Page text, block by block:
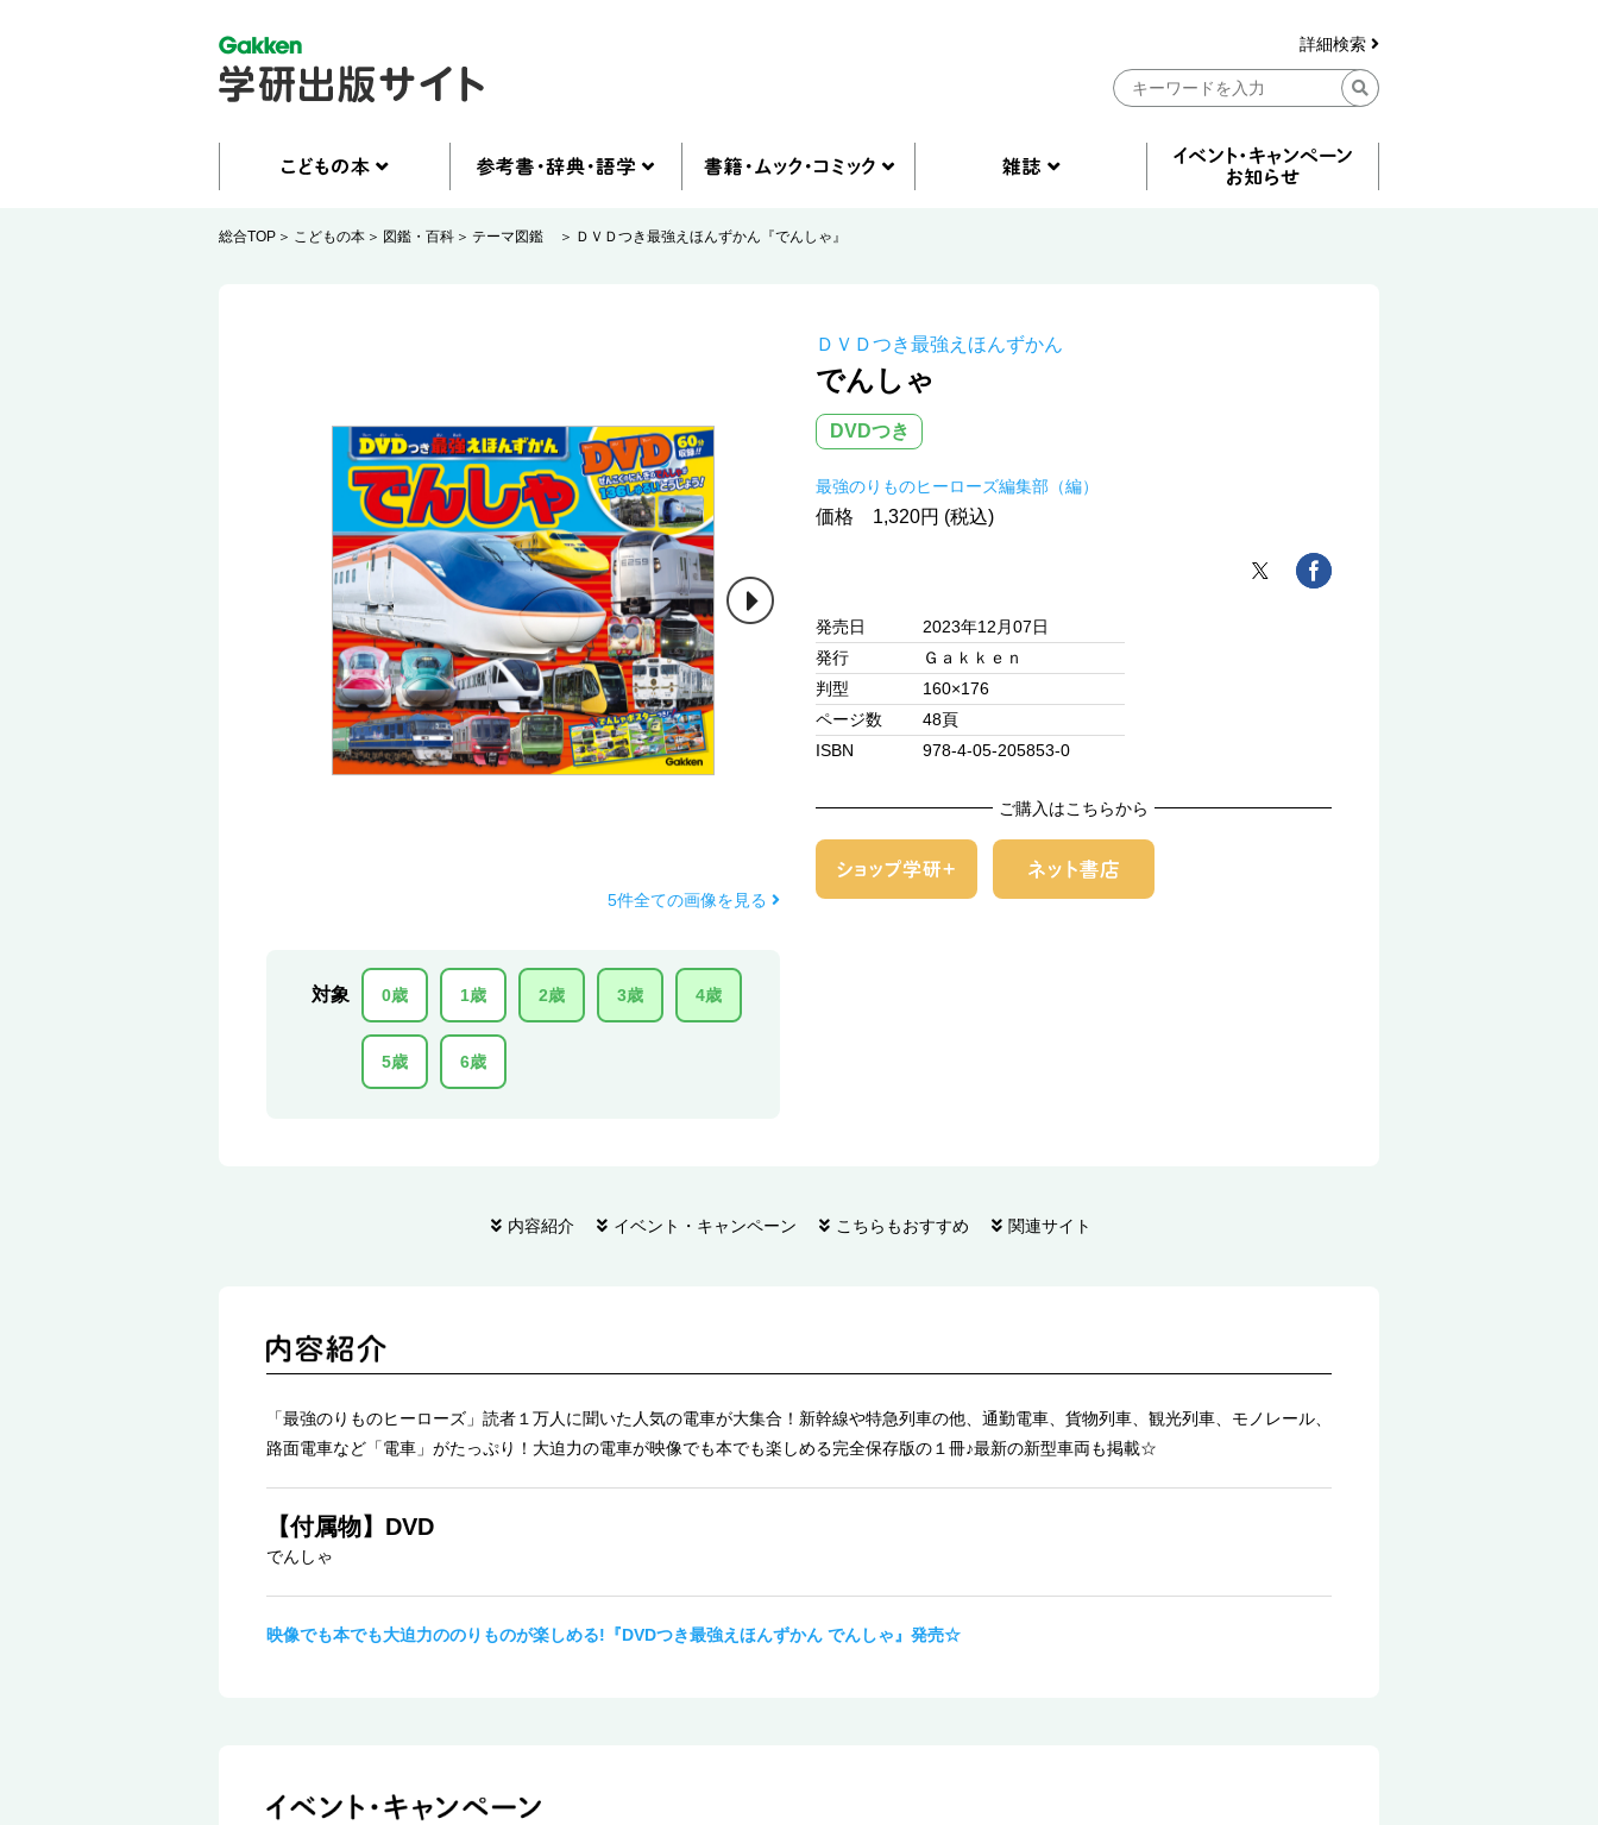
詳細検索
総合TOP こどもの本 図鑑・百科 テーマ図鑑 ＤＶＤつき最強えほんずかん『でんしゃ』
5件全ての画像を見る
対象 0歳 1歳 2歳 3歳 4歳
5歳 6歳
ＤＶＤつき最強えほんずかん
でんしゃ
DVDつき
最強のりものヒーローズ編集部（編）
価格 1,320円 (税込)
発売日
2023年12月07日
発行
Ｇａｋｋｅｎ
判型
160×176
ページ数
48頁
ISBN
978-4-05-205853-0
ご購入はこちらから
内容紹介 イベント・キャンペーン こちらもおすすめ 関連サイト
「最強のりものヒーローズ」読者１万人に聞いた人気の電車が大集合！新幹線や特急列車の他、通勤電車、貨物列車、観光列車、モノレール、
路面電車など「電車」がたっぷり！大迫力の電車が映像でも本でも楽しめる完全保存版の１冊♪最新の新型車両も掲載☆
【付属物】DVD
でんしゃ
映像でも本でも大迫力ののりものが楽しめる!『DVDつき最強えほんずかん でんしゃ』発売☆